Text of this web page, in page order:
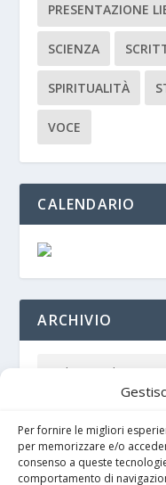
Per fornire le migliori
per memorizzare e/o
consenso a queste
comportamento di
PRESENTAZIONE
SCIENZA
SPIRITUALITÀ
VOCE
CALENDARIO
ARCHIVIO